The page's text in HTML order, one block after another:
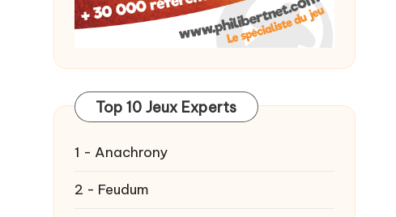
Top 10 Jeux Experts
1 - Anachrony
2 - Feudum